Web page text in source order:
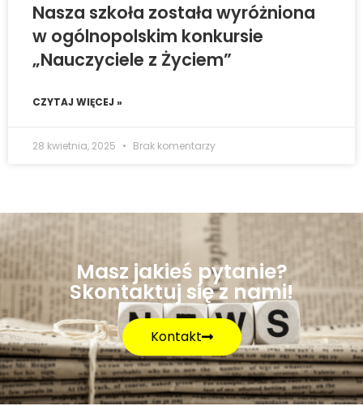
Nasza szkoła została wyróżniona
w ogólnopolskim konkursie
„Nauczyciele z Życiem”
CZYTAJ WIĘCEJ »
28 kwietnia, 2025 Brak komentarzy
Masz jakieś pytanie?
Skontaktuj się z nami!
Kontakt